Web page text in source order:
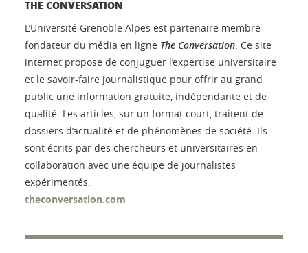
THE CONVERSATION
L’Université Grenoble Alpes est partenaire membre
fondateur du média en ligne The Conversation. Ce site
internet propose de conjuguer l’expertise universitaire
et le savoir-faire journalistique pour offrir au grand
public une information gratuite, indépendante et de
qualité. Les articles, sur un format court, traitent de
dossiers d’actualité et de phénomènes de société. Ils
sont écrits par des chercheurs et universitaires en
collaboration avec une équipe de journalistes
expérimentés.
theconversation.com